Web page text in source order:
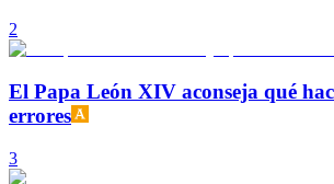
2
El Papa León XIV aconseja qué
errores
3